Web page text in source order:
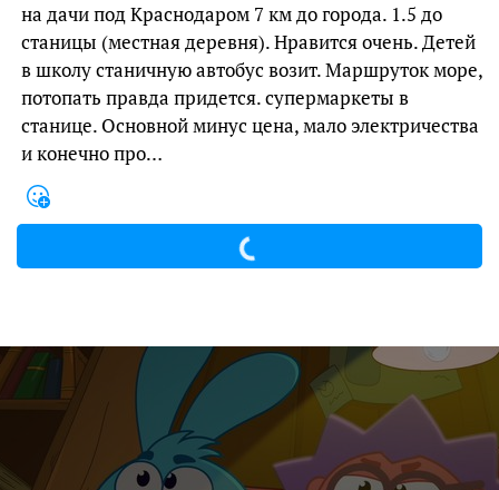
на дачи под Краснодаром 7 км до города. 1.5 до
станицы (местная деревня). Нравится очень. Детей
в школу станичную автобус возит. Маршруток море,
потопать правда придется. супермаркеты в
станице. Основной минус цена, мало электричества
и конечно про…